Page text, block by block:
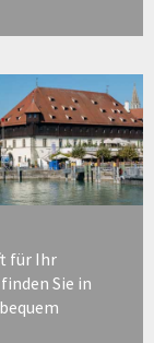
für Ihr
Sie in